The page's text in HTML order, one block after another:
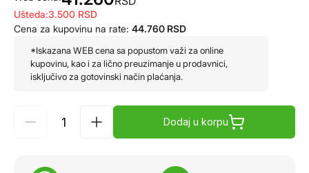
Ušteda:3.500 RSD
Cena za kupovinu na rate: 44.760 RSD
*Iskazana WEB cena sa popustom važi za online
kupovinu, kao i za lično preuzimanje u prodavnici,
isključivo za gotovinski način plaćanja.
Dodaj u korpu